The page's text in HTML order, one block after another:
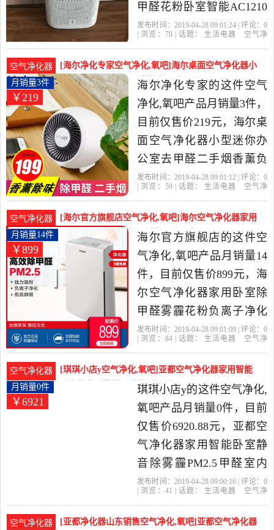
甲醛花粉卧室智能AC1210
款AC2888是2019年中正数
性价比很高的空气净化,氧
吧，由北京发货。
发布时间：2019-04-28 09:01:24 | 评论： 0
| 浏览： 70| 话题： 生活电器
空气净
空气净化器
[海尔净化专家空气净化,氧吧]海尔桌面空气净化器小
型迷你办公室去甲月销量3件仅售219元
￥219
月销量3件
海尔净化专家的这件空气
净化,氧吧产品月销量3件，
目前仅售价219元，海尔桌
面空气净化器小型迷你办
公室去甲醛二手烟香薰负
离子无耗材是2019年海尔
中性价比很高的空气净化,
氧吧，由广东 广州发货。
发布时间：2019-04-28 09:01:12 | 评论： 0
| 浏览： 59| 话题： 生活电器
空气净
空气净化器
[海尔官方旗舰店空气净化,氧吧]海尔空气净化器家用
卧室除甲醛雾霾花粉月销量14件仅售899元
￥899
月销量14件
海尔官方旗舰店的这件空
气净化,氧吧产品月销量14
件，目前仅售价899元，海
尔空气净化器家用卧室除
甲醛雾霾花粉负离子净化
器KJ160F-HY01是2019年
电器当中性价比很高的空
气净化,氧吧，由山东 青岛
发货。
发布时间：2019-04-28 09:01:09 | 评论： 0
| 浏览： 84| 话题： 生活电器
空气净
空气净化器
[琪琪小店y空气净化,氧吧]亚都空气净化器家用智能
卧室静音除雾霾月销量0件仅售6920.88元
￥6921
月销量0件
琪琪小店y的这件空气净化,
氧吧产品月销量0件，目前
仅售价6920.88元，亚都空
气净化器家用智能卧室静
音除雾霾PM2.5甲醛室内
J600G-S5Pro是2019年琪琪
价比很高的空气净化,氧
发布时间：2019-04-28 09:00:16 | 评论： 0
| 浏览： 41 | 话题： 生活电器
空气净
空气净化器
[亚都净化器山东销售空气净化,氧吧]亚都空气净化器